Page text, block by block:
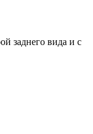
заднего вида и с